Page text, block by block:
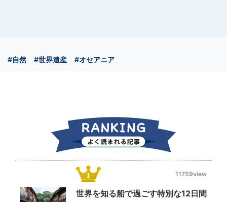
#自然 #世界遺産 #オセアニア
11759view
世界を知る船で過ごす特別な12日間